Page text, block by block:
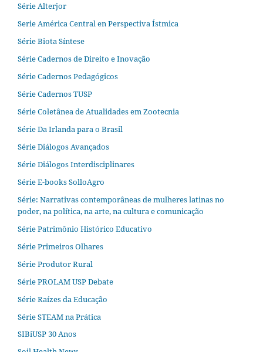
Série Alterjor
Serie América Central en Perspectiva Ístmica
Série Biota Síntese
Série Cadernos de Direito e Inovação
Série Cadernos Pedagógicos
Série Cadernos TUSP
Série Coletânea de Atualidades em Zootecnia
Série Da Irlanda para o Brasil
Série Diálogos Avançados
Série Diálogos Interdisciplinares
Série E-books SolloAgro
Série: Narrativas contemporâneas de mulheres latinas no
poder, na política, na arte, na cultura e comunicação
Série Patrimônio Histórico Educativo
Série Primeiros Olhares
Série Produtor Rural
Série PROLAM USP Debate
Série Raízes da Educação
Série STEAM na Prática
SIBiUSP 30 Anos